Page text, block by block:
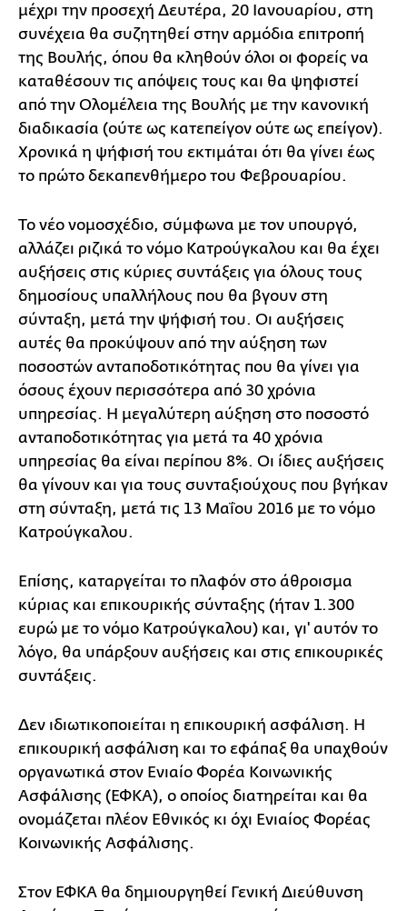
μέχρι την προσεχή Δευτέρα, 20 Ιανουαρίου, στη
συνέχεια θα συζητηθεί στην αρμόδια επιτροπή
της Βουλής, όπου θα κληθούν όλοι οι φορείς να
καταθέσουν τις απόψεις τους και θα ψηφιστεί
από την Ολομέλεια της Βουλής με την κανονική
διαδικασία (ούτε ως κατεπείγον ούτε ως επείγον).
Χρονικά η ψήφισή του εκτιμάται ότι θα γίνει έως
το πρώτο δεκαπενθήμερο του Φεβρουαρίου.
Το νέο νομοσχέδιο, σύμφωνα με τον υπουργό,
αλλάζει ριζικά το νόμο Κατρούγκαλου και θα έχει
αυξήσεις στις κύριες συντάξεις για όλους τους
δημοσίους υπαλλήλους που θα βγουν στη
σύνταξη, μετά την ψήφισή του. Οι αυξήσεις
αυτές θα προκύψουν από την αύξηση των
ποσοστών ανταποδοτικότητας που θα γίνει για
όσους έχουν περισσότερα από 30 χρόνια
υπηρεσίας. Η μεγαλύτερη αύξηση στο ποσοστό
ανταποδοτικότητας για μετά τα 40 χρόνια
υπηρεσίας θα είναι περίπου 8%. Οι ίδιες αυξήσεις
θα γίνουν και για τους συνταξιούχους που βγήκαν
στη σύνταξη, μετά τις 13 Μαΐου 2016 με το νόμο
Κατρούγκαλου.
Επίσης, καταργείται το πλαφόν στο άθροισμα
κύριας και επικουρικής σύνταξης (ήταν 1.300
ευρώ με το νόμο Κατρούγκαλου) και, γι' αυτόν το
λόγο, θα υπάρξουν αυξήσεις και στις επικουρικές
συντάξεις.
Δεν ιδιωτικοποιείται η επικουρική ασφάλιση. Η
επικουρική ασφάλιση και το εφάπαξ θα υπαχθούν
οργανωτικά στον Ενιαίο Φορέα Κοινωνικής
Ασφάλισης (ΕΦΚΑ), ο οποίος διατηρείται και θα
ονομάζεται πλέον Εθνικός κι όχι Ενιαίος Φορέας
Κοινωνικής Ασφάλισης.
Στον ΕΦΚΑ θα δημιουργηθεί Γενική Διεύθυνση